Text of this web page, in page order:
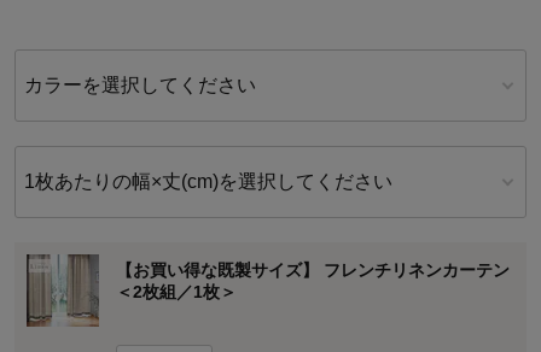
カラーを選択してください
1枚あたりの幅×丈(cm)を選択してください
【お買い得な既製サイズ】 フレンチリネンカーテン
＜2枚組／1枚＞